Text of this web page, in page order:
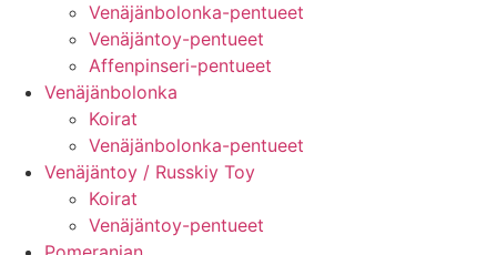
Venäjänbolonka-pentueet
Venäjäntoy-pentueet
Affenpinseri-pentueet
Venäjänbolonka
Koirat
Venäjänbolonka-pentueet
Venäjäntoy / Russkiy Toy
Koirat
Venäjäntoy-pentueet